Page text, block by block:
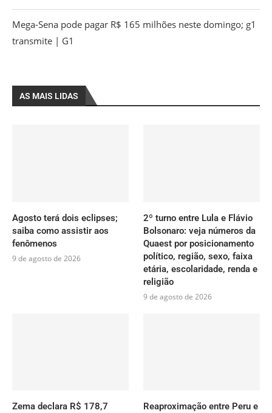
Mega-Sena pode pagar R$ 165 milhões neste domingo; g1
transmite | G1
AS MAIS LIDAS
Agosto terá dois eclipses;
saiba como assistir aos
fenômenos
9 de agosto de 2026
2º turno entre Lula e Flávio
Bolsonaro: veja números da
Quaest por posicionamento
político, região, sexo, faixa
etária, escolaridade, renda e
religião
9 de agosto de 2026
Zema declara R$ 178,7
Reaproximação entre Peru e